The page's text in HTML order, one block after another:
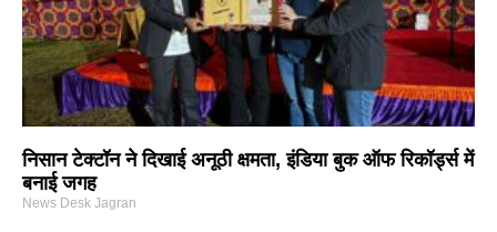
निसान टेक्टॉन ने दिखाई अनूठी क्षमता, इंडिया बुक ऑफ रिकॉर्ड्स में
बनाई जगह
News Desk Jagran